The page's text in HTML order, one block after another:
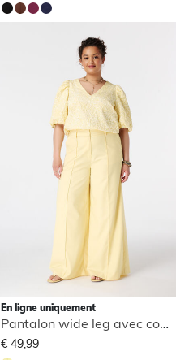
En ligne uniquement
Pantalon wide leg avec coutures décoratives
€ 49,99